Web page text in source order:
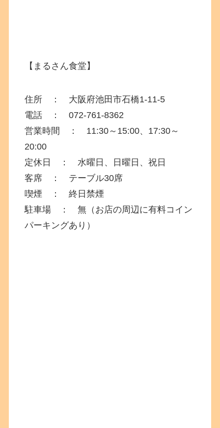
【まるさん食堂】
住所 ： 大阪府池田市石橋1-11-5
電話 ： 072-761-8362
営業時間 ： 11:30～15:00、17:30～
20:00
定休日 ： 水曜日、日曜日、祝日
客席 ： テーブル30席
喫煙 ： 終日禁煙
駐車場 ： 無（お店の周辺に有料コイン
パーキングあり）